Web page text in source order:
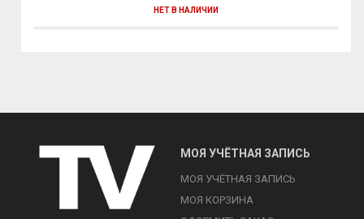
НЕТ В НАЛИЧИИ
МОЯ УЧЁТНАЯ ЗАПИСЬ
МОЯ УЧЁТНАЯ ЗАПИСЬ
МОЯ КОРЗИНА